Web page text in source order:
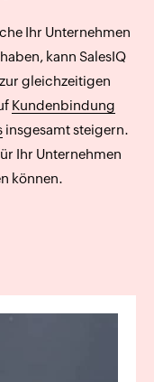
Ihr Unternehmen
kann SalesIQ
gleichzeitigen
Kundenbindung
insgesamt steigern.
Ihr Unternehmen
können.